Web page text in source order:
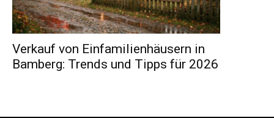
Verkauf von Einfamilienhäusern in
Bamberg: Trends und Tipps für 2026